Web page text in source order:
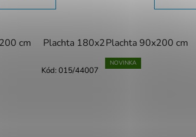
cm Plachta 180x200 cm Plachta
Plachta 90x200 cm
Kód: 015/44007
NOVINKA